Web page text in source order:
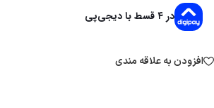
در ۴ قسط با دیجی‌پی
افزودن به علاقه مندی